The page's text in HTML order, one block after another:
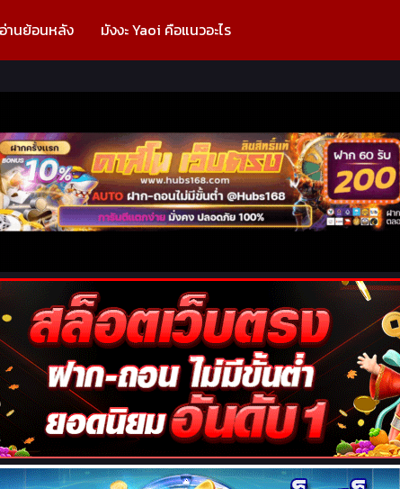
อ่านย้อนหลัง มังงะ Yaoi คือแนวอะไร